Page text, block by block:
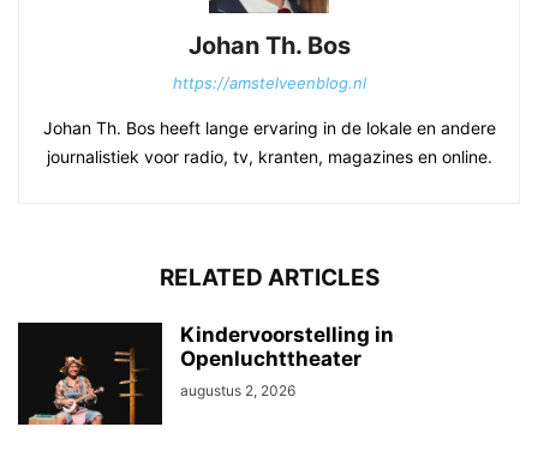
Johan Th. Bos
https://amstelveenblog.nl
Johan Th. Bos heeft lange ervaring in de lokale en andere
journalistiek voor radio, tv, kranten, magazines en online.
RELATED ARTICLES
Kindervoorstelling in
Openluchttheater
augustus 2, 2026